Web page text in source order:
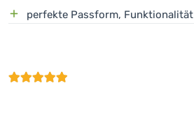
perfekte Passform, Funktionalität